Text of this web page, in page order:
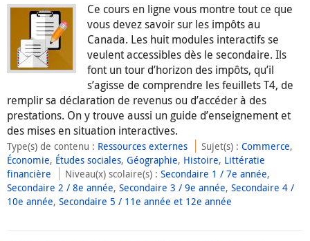
Ce cours en ligne vous montre tout ce que
vous devez savoir sur les impôts au
Canada. Les huit modules interactifs se
veulent accessibles dès le secondaire. Ils
font un tour d’horizon des impôts, qu’il
s’agisse de comprendre les feuillets T4, de
remplir sa déclaration de revenus ou d’accéder à des
prestations. On y trouve aussi un guide d’enseignement et
des mises en situation interactives.
Type(s) de contenu : Ressources externes Sujet(s) :Commerce,
Économie, Études sociales, Géographie, Histoire, Littératie
financière
Niveau(x) scolaire(s) :Secondaire 1 / 7e année,
Secondaire 2 / 8e année, Secondaire 3 / 9e année, Secondaire 4 /
10e année, Secondaire 5 / 11e année et 12e année